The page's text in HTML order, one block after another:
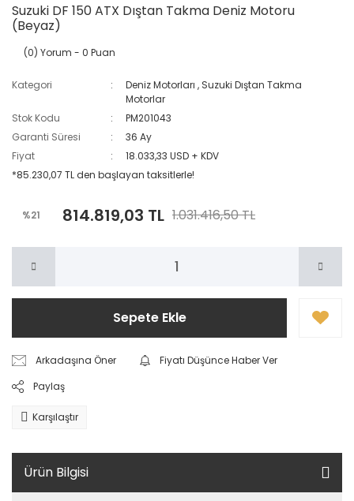
Suzuki DF 150 ATX Dıştan Takma Deniz Motoru
(Beyaz)
(0) Yorum - 0 Puan
Kategori Deniz Motorları , Suzuki Dıştan Takma
Motorlar
Stok Kodu
PM201043
Garanti Süresi
36 Ay
Fiyat
18.033,33 USD + KDV
*85.230,07 TL den başlayan taksitlerle!
%21 814.819,03 TL 1.031.416,50 TL
Sepete Ekle
Arkadaşına Öner
Fiyatı Düşünce Haber Ver
Paylaş
Karşılaştır
Ürün Bilgisi